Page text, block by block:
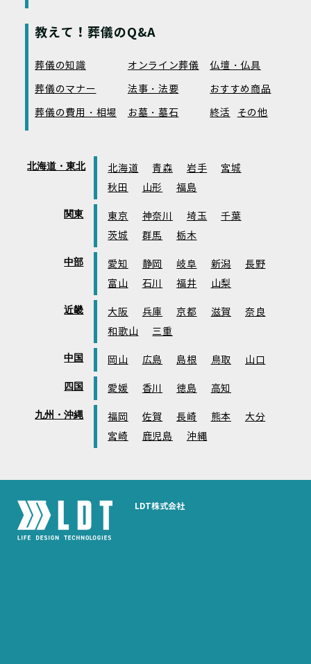
教えて！葬儀のQ&A
葬儀の知識 オンライン葬儀
仏壇・仏具
葬儀のマナー
法事・法要
おすすめ商品
葬儀の費用・相場
お墓・墓石 終活 その他
北海道・東北 北海道 青森 岩手
宮城
秋田
山形 福島
関東 東京 神奈川 埼玉
千葉
茨城
群馬 栃木
中部 愛知 静岡 岐阜 新潟
長野
富山
石川 福井 山梨
近畿 大阪 兵庫 京都 滋賀
奈良
和歌山
三重
中国 岡山 広島 島根 鳥取 山口
四国 愛媛 香川 徳島 高知
九州・沖縄 福岡 佐賀 長崎 熊本
大分
宮崎
鹿児島 沖縄
LDT株式会社